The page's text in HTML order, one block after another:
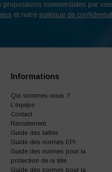
commerciales par
et notre politique de
Informations
Qui sommes-nous ?
L’équipe
Contact
Recrutement
Guide des tailles
Guide des normes EPI
Guide des normes pour la
protection de la tête
Guide des normes pour la